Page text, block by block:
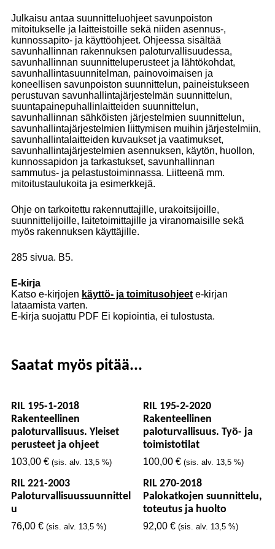
Julkaisu antaa suunnitteluohjeet savunpoiston
mitoitukselle ja laitteistoille sekä niiden asennus-,
kunnossapito- ja käyttöohjeet. Ohjeessa sisältää
savunhallinnan rakennuksen paloturvallisuudessa,
savunhallinnan suunnitteluperusteet ja lähtökohdat,
savunhallintasuunnitelman, painovoimaisen ja
koneellisen savunpoiston suunnittelun, paineistukseen
perustuvan savunhallintajärjestelmän suunnittelun,
suuntapainepuhallinlaitteiden suunnittelun,
savunhallinnan sähköisten järjestelmien suunnittelun,
savunhallintajärjestelmien liittymisen muihin järjestelmiin,
savunhallintalaitteiden kuvaukset ja vaatimukset,
savunhallintajärjestelmien asennuksen, käytön, huollon,
kunnossapidon ja tarkastukset, savunhallinnan
sammutus- ja pelastustoiminnassa. Liitteenä mm.
mitoitustaulukoita ja esimerkkejä.
Ohje on tarkoitettu rakennuttajille, urakoitsijoille,
suunnittelijoille, laitetoimittajille ja viranomaisille sekä
myös rakennuksen käyttäjille.
285 sivua. B5.
E-kirja
Katso e-kirjojen käyttö- ja toimitusohjeet e-kirjan
lataamista varten.
E-kirja suojattu PDF Ei kopiointia, ei tulostusta.
Saatat myös pitää...
RIL 195-1-2018
Rakenteellinen
paloturvallisuus. Yleiset
perusteet ja ohjeet
103,00 € (sis. alv. 13,5 %)
RIL 195-2-2020
Rakenteellinen
paloturvallisuus. Työ- ja
toimistotilat
100,00 € (sis. alv. 13,5 %)
RIL 221-2003
Paloturvallisuussuunnittel
u
76,00 € (sis. alv. 13,5 %)
RIL 270-2018
Palokatkojen suunnittelu,
toteutus ja huolto
92,00 € (sis. alv. 13,5 %)